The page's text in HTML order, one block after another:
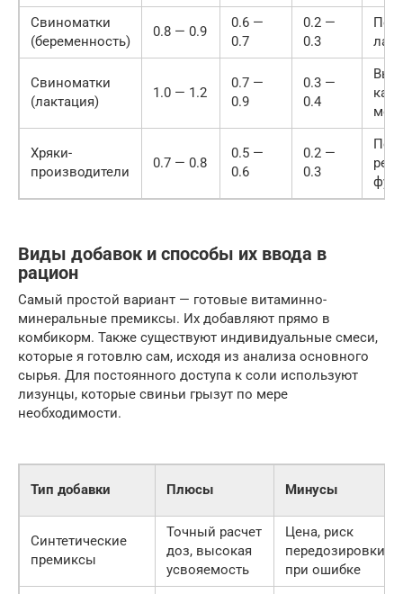
Свиноматки
(беременность)
0.8 — 0.9
0.6 —
0.7
0.2 —
0.3
Свиноматки
(лактация)
1.0 — 1.2
0.7 —
0.9
0.3 —
0.4
Хряки-
производители
0.7 — 0.8
0.5 —
0.6
0.2 —
0.3
Виды добавок и способы их ввода в
рацион
Самый простой вариант — готовые витаминно-
минеральные премиксы. Их добавляют прямо в
комбикорм. Также существуют индивидуальные смеси,
которые я готовлю сам, исходя из анализа основного
сырья. Для постоянного доступа к соли используют
лизунцы, которые свиньи грызут по мере
необходимости.
Тип добавки Плюсы Минусы
Синтетические
премиксы
Точный расчет
доз, высокая
усвояемость
Цена, риск
передозировки
при ошибке